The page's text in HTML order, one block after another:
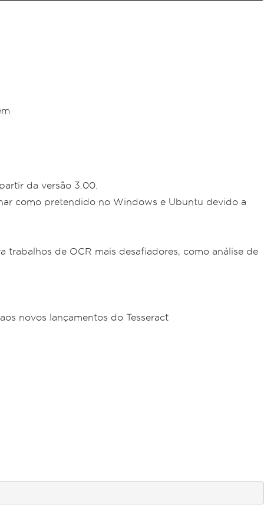
da versão 3.00.
como pretendido no Windows e Ubuntu devido a
de OCR mais desafiadores, como análise de
novos lançamentos do Tesseract